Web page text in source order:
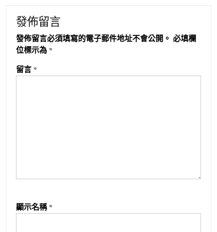
發佈留言
發佈留言必須填寫的電子郵件地址不會公開。 必填欄
位標示為 *
留言 *
顯示名稱 *